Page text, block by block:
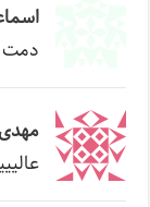
دمت
مهدی